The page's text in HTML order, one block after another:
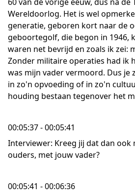
Wereldoorlog. Het is wel
generatie, geboren kort naar de
geboortegolf, die begon in 1946,
waren net bevrijd en zoals ik zei:
Zonder militaire operaties had ik
was mijn vader vermoord. Dus je
in zo'n opvoeding of in zo'n
houding bestaan tegenover het
00:05:37 - 00:05:41
Interviewer: Kreeg jij dat dan ook
ouders, met jouw vader?
00:05:41 - 00:06:36